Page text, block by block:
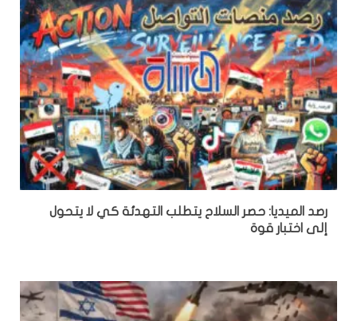
رصد الميديا: حصر السلاح يتطلب التهدئة كي لا يتحول
إلى اختبار قوة